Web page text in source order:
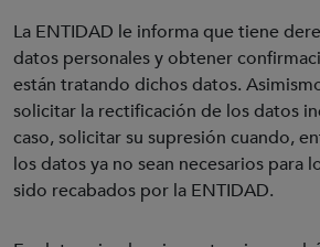
La ENTIDAD le informa que tiene
datos personales y obtener
están tratando dichos datos.
solicitar la rectificación de los datos
caso, solicitar su supresión cuando,
los datos ya no sean necesarios para
sido recabados por la ENTIDAD.